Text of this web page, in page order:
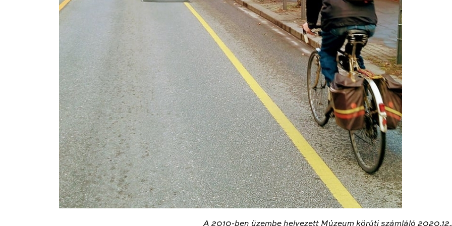
A 2010-ben üzembe helyezett Múzeum körúti számláló